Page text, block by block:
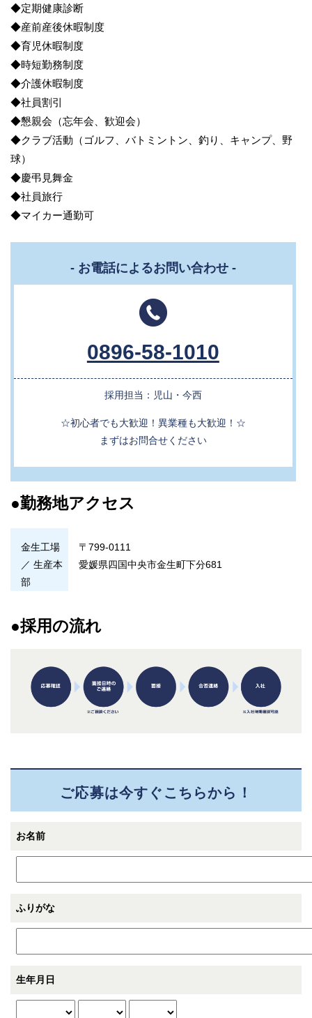
◆定期健康診断
◆産前産後休暇制度
◆育児休暇制度
◆時短勤務制度
◆介護休暇制度
◆社員割引
◆懇親会（忘年会、歓迎会）
◆クラブ活動（ゴルフ、バトミントン、釣り、キャンプ、野
球）
◆慶弔見舞金
◆社員旅行
◆マイカー通勤可
- お電話によるお問い合わせ -
0896-58-1010
採用担当：児山・今西
☆初心者でも大歓迎！異業種も大歓迎！☆
まずはお問合せください
●勤務地アクセス
金生工場
／ 生産本
部
〒799-0111
愛媛県四国中央市金生町下分681
●採用の流れ
ご応募は今すぐこちらから！
お名前
ふりがな
生年月日